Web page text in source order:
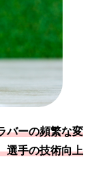
バーの頻繁な変
選手の技術向上